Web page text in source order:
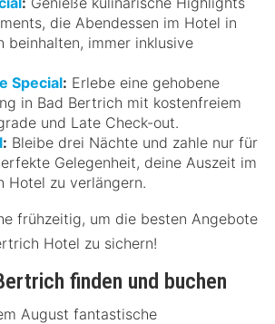
die Abendessen im Hotel in
beinhalten, immer inklusive
Special: Erlebe eine gehobene
in Bad Bertrich mit kostenfreiem
und Late Check-out.
: Bleibe drei Nächte und zahle nur für
Gelegenheit, deine Auszeit im
Hotel zu verlängern.
frühzeitig, um die besten Angebote
Hotel zu sichern!
finden und buchen
August fantastische